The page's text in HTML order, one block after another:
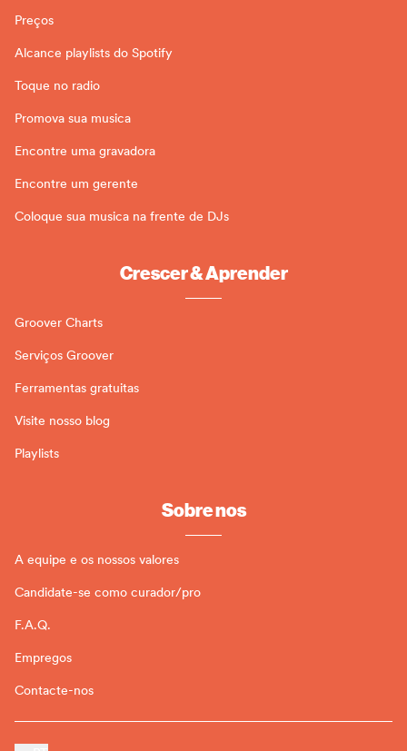
Preços
Alcance playlists do Spotify
Toque no radio
Promova sua musica
Encontre uma gravadora
Encontre um gerente
Coloque sua musica na frente de DJs
Crescer & Aprender
Groover Charts
Serviços Groover
Ferramentas gratuitas
Visite nosso blog
Playlists
Sobre nos
A equipe e os nossos valores
Candidate-se como curador/pro
F.A.Q.
Empregos
Contacte-nos